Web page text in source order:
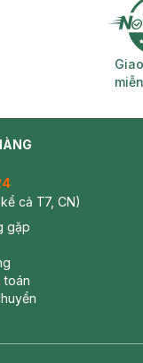
khi nhận hàng
cả T7, CN)
gặp
toán